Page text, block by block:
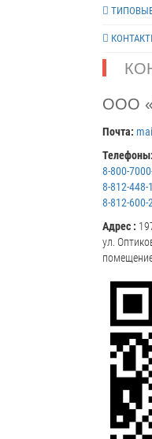
ООО
Почта:
Телефоны:
8-800-
8-812-448-
8-812-600-
Адрес :
ул.